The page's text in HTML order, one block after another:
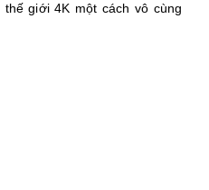
giới 4K một cách vô cùng